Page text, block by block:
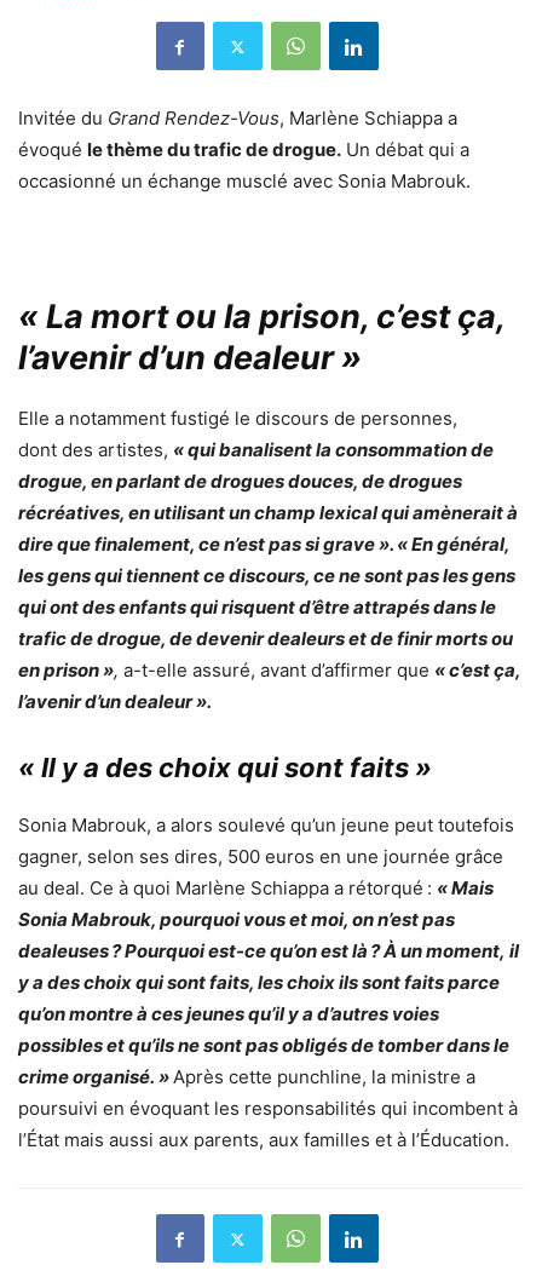
Invitée du Grand Rendez-Vous, Marlène Schiappa a
évoqué le thème du trafic de drogue. Un débat qui a
occasionné un échange musclé avec Sonia Mabrouk.
« La mort ou la prison, c’est ça,
l’avenir d’un dealeur »
Elle a notamment fustigé le discours de personnes,
dont des artistes, « qui banalisent la consommation de
drogue, en parlant de drogues douces, de drogues
récréatives, en utilisant un champ lexical qui amènerait à
dire que finalement, ce n’est pas si grave ». « En général,
les gens qui tiennent ce discours, ce ne sont pas les gens
qui ont des enfants qui risquent d’être attrapés dans le
trafic de drogue, de devenir dealeurs et de finir morts ou
en prison », a-t-elle assuré, avant d’affirmer que « c’est ça,
l’avenir d’un dealeur ».
« Il y a des choix qui sont faits »
Sonia Mabrouk, a alors soulevé qu’un jeune peut toutefois
gagner, selon ses dires, 500 euros en une journée grâce
au deal. Ce à quoi Marlène Schiappa a rétorqué : « Mais
Sonia Mabrouk, pourquoi vous et moi, on n’est pas
dealeuses ? Pourquoi est-ce qu’on est là ? À un moment, il
y a des choix qui sont faits, les choix ils sont faits parce
qu’on montre à ces jeunes qu’il y a d’autres voies
possibles et qu’ils ne sont pas obligés de tomber dans le
crime organisé. »Après cette punchline, la ministre a
poursuivi en évoquant les responsabilités qui incombent à
l’État mais aussi aux parents, aux familles et à l’Éducation.